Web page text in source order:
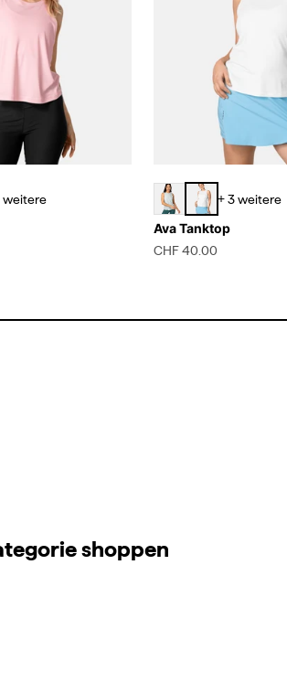
weitere + 3 weitere
Ava Tanktop
Angebot
CHF 40.00
Der Berg ruft. Du bist bereit.
shoppen